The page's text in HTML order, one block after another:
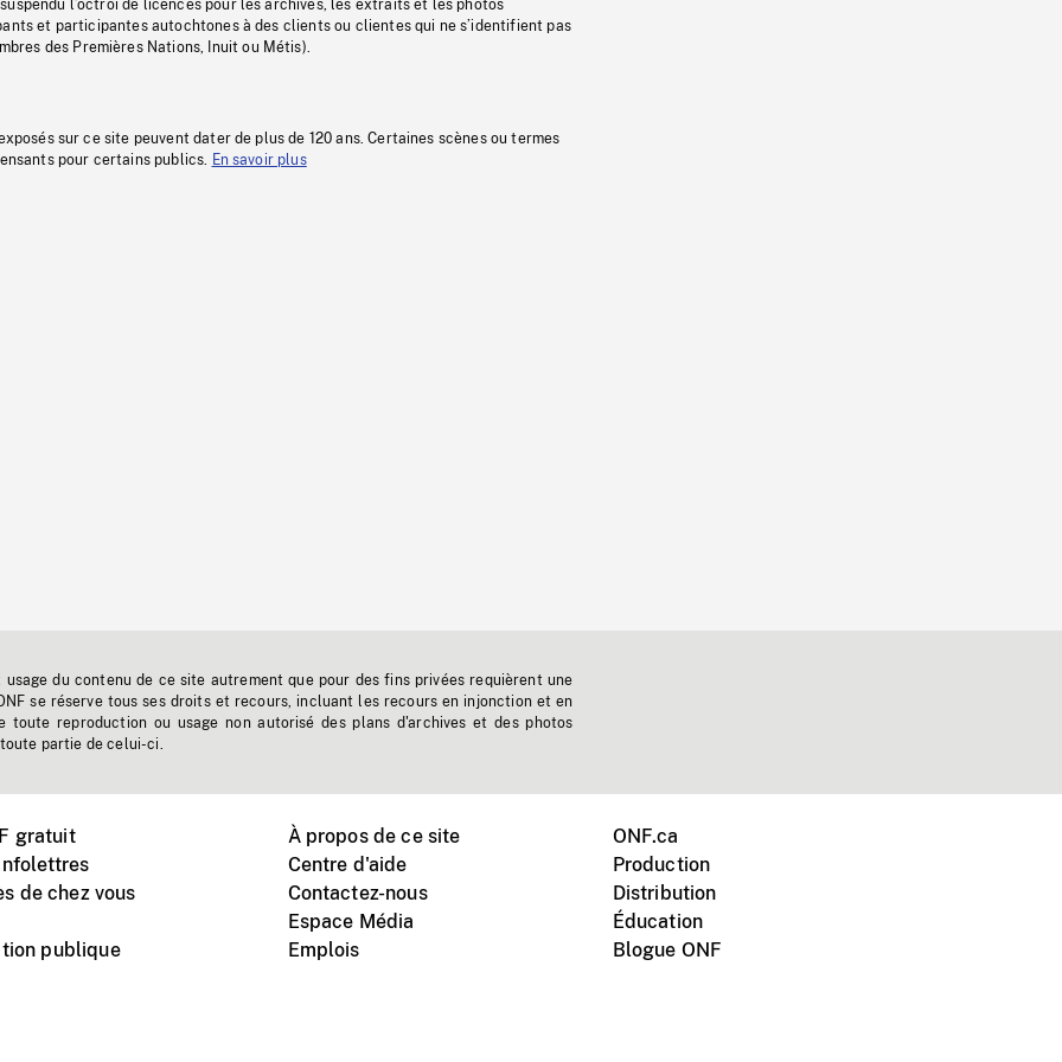
l’octroi de licences pour les archives, les extraits et les photos
et participantes autochtones à des clients ou clientes qui ne s’identifient pas
des Premières Nations, Inuit ou Métis).
sur ce site peuvent dater de plus de 120 ans. Certaines scènes ou termes
pour certains publics.
En savoir plus
du contenu de ce site autrement que pour des fins privées requièrent une
se réserve tous ses droits et recours, incluant les recours en injonction et en
toute reproduction ou usage non autorisé des plans d'archives et des photos
partie de celui-ci.
gratuit
de chez vous
publique
À propos de ce site
Centre d'aide
Contactez-nous
Espace Média
Emplois
ONF.ca
Production
Distribution
Éducation
Blogue ONF